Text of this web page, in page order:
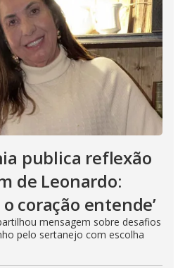
publica reflexão
de Leonardo:
coração entende’
mensagem sobre desafios
pelo sertanejo com escolha